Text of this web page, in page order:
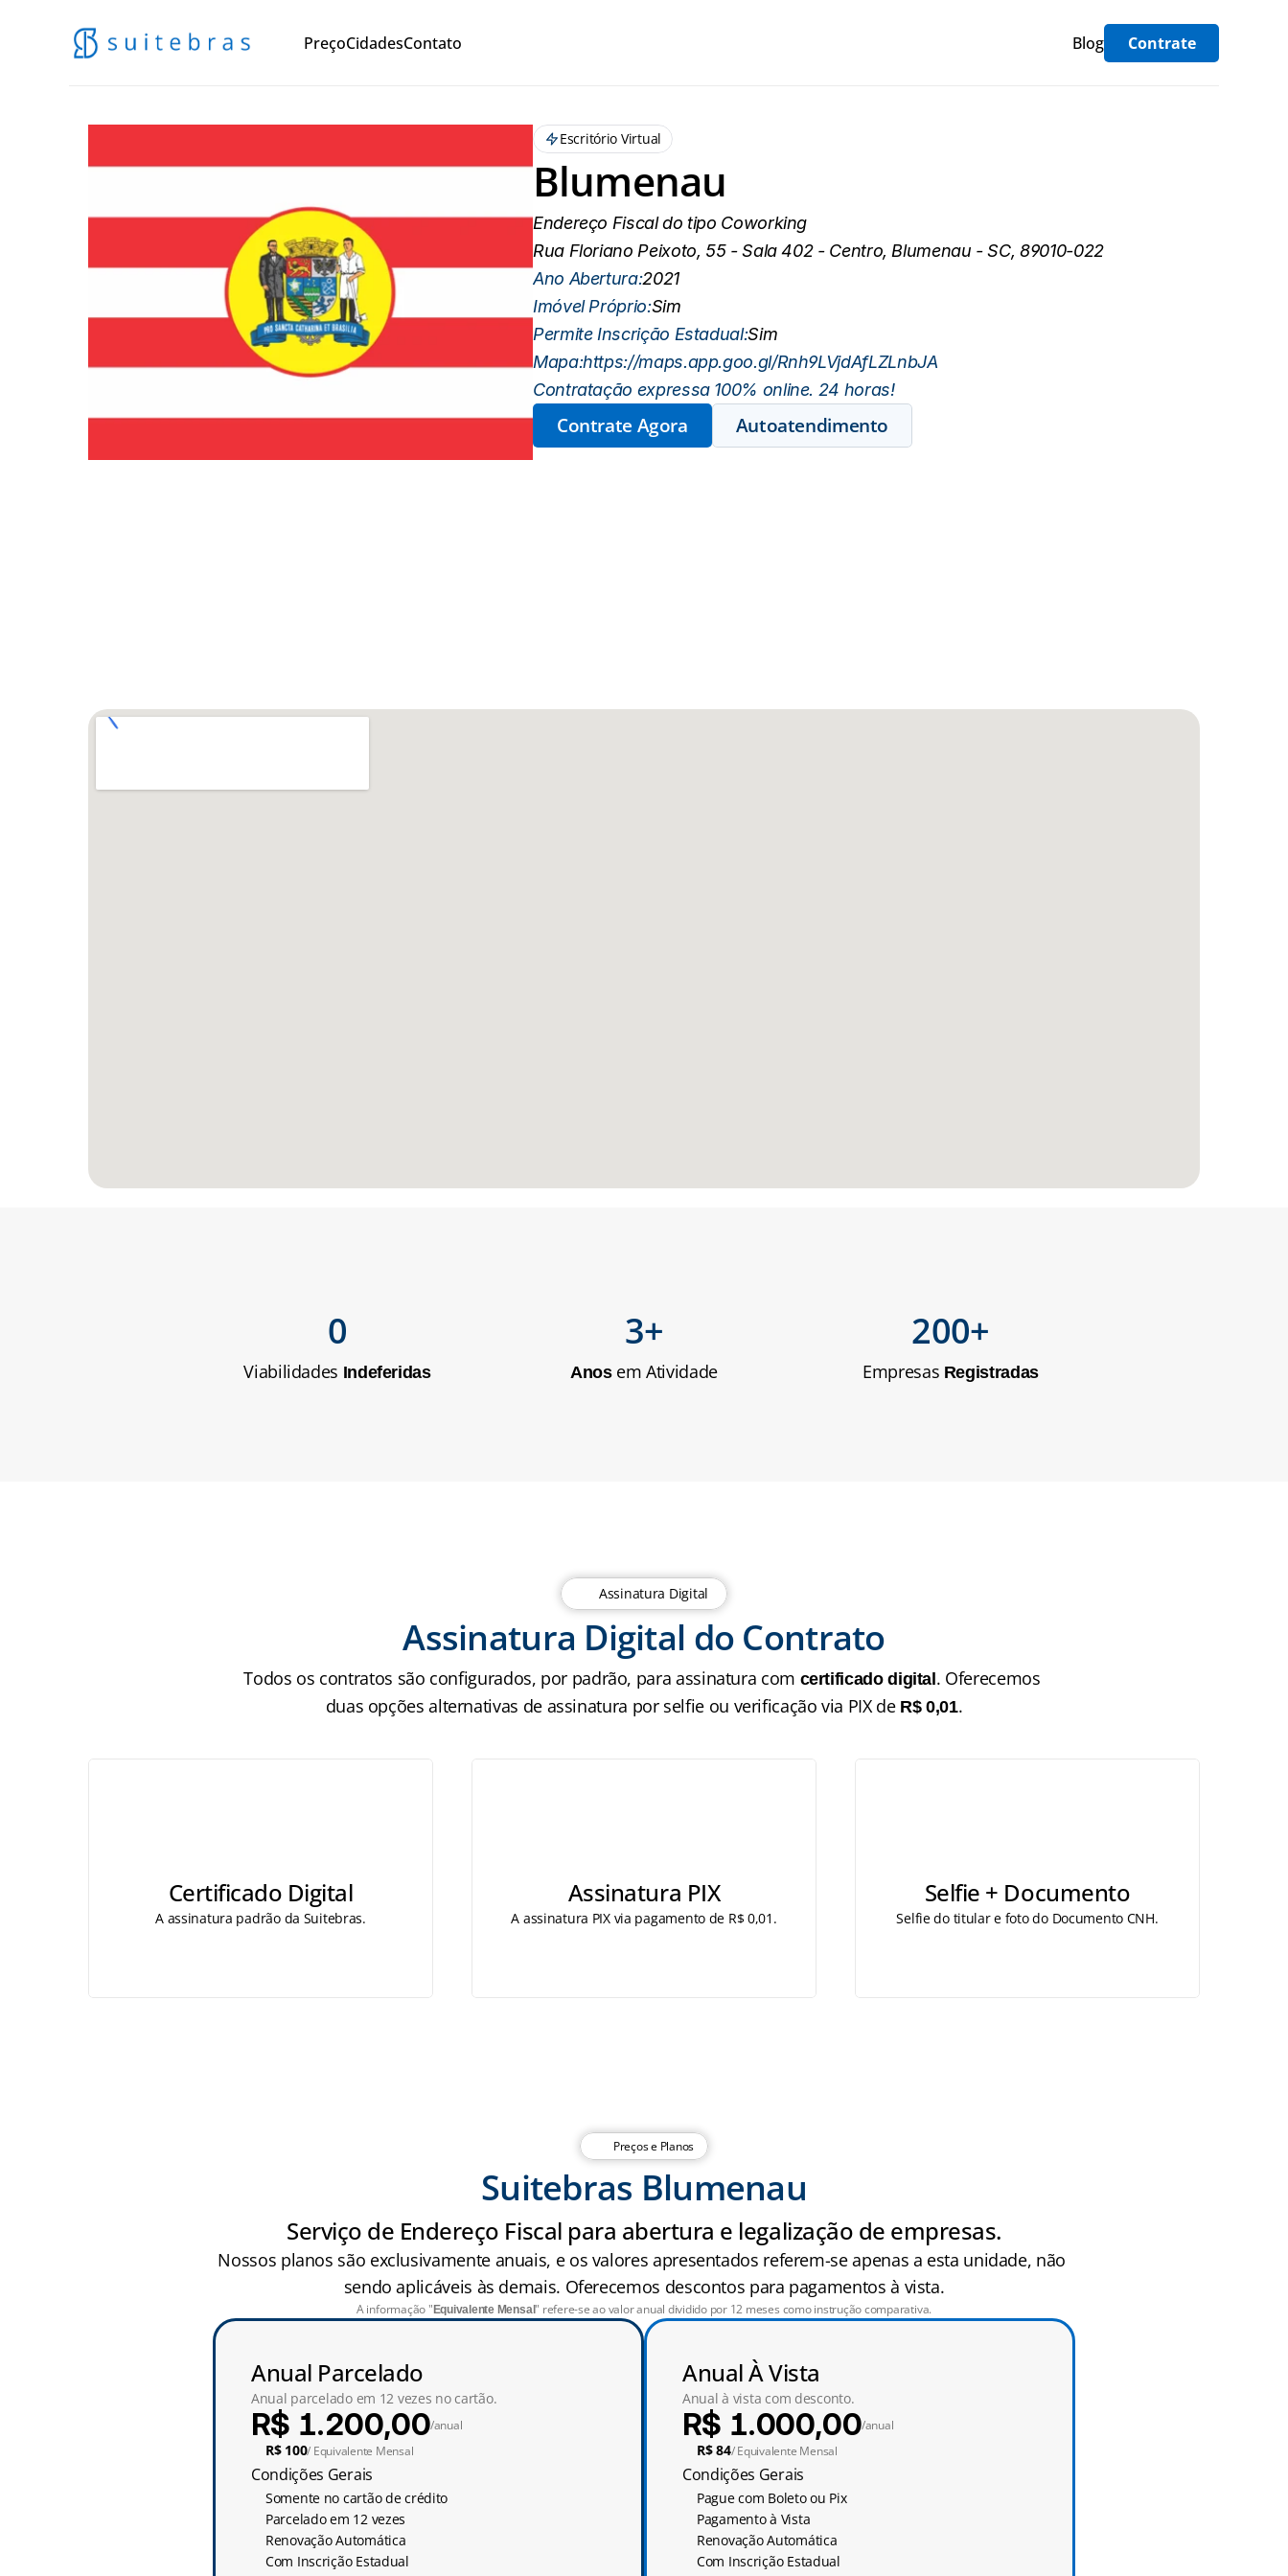
PreçoCidadesContato Blog Contrate
Escritório Virtual
Blumenau
Endereço Fiscal do tipo Coworking
Rua Floriano Peixoto, 55 - Sala 402 - Centro, Blumenau - SC, 89010-022
Ano Abertura:2021
Imóvel Próprio:Sim
Permite Inscrição Estadual:Sim
Mapa:https://maps.app.goo.gl/Rnh9LVjdAfLZLnbJA
Contratação expressa 100% online. 24 horas!
Contrate Agora Autoatendimento
0
Viabilidades Indeferidas
3+
Anos em Atividade
200+
Empresas Registradas
Assinatura Digital
Assinatura Digital do Contrato
Todos os contratos são configurados, por padrão, para assinatura com certificado digital. Oferecemos
duas opções alternativas de assinatura por selfie ou verificação via PIX de R$ 0,01.
Certificado Digital
A assinatura padrão da Suitebras.
Assinatura PIX
A assinatura PIX via pagamento de R$ 0,01.
Selfie + Documento
Selfie do titular e foto do Documento CNH.
Preços e Planos
Suitebras Blumenau
Serviço de Endereço Fiscal para abertura e legalização de empresas.
Nossos planos são exclusivamente anuais, e os valores apresentados referem-se apenas a esta unidade, não
sendo aplicáveis às demais. Oferecemos descontos para pagamentos à vista.
A informação "Equivalente Mensal" refere-se ao valor anual dividido por 12 meses como instrução comparativa.
Anual Parcelado
Anual parcelado em 12 vezes no cartão.
R$ 1.200,00/anual
R$ 100/ Equivalente Mensal
Condições Gerais
Somente no cartão de crédito
Parcelado em 12 vezes
Renovação Automática
Com Inscrição Estadual
Anual À Vista
Anual à vista com desconto.
R$ 1.000,00/anual
R$ 84/ Equivalente Mensal
Condições Gerais
Pague com Boleto ou Pix
Pagamento à Vista
Renovação Automática
Com Inscrição Estadual